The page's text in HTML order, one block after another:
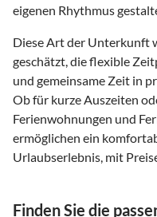
eigenen Rhythmus
Diese Art der Unterkunft
geschätzt, die flexible
und gemeinsame Zeit in
Ob für kurze Auszeiten
Ferienwohnungen und
ermöglichen ein
Urlaubserlebnis, mit
Finden Sie die